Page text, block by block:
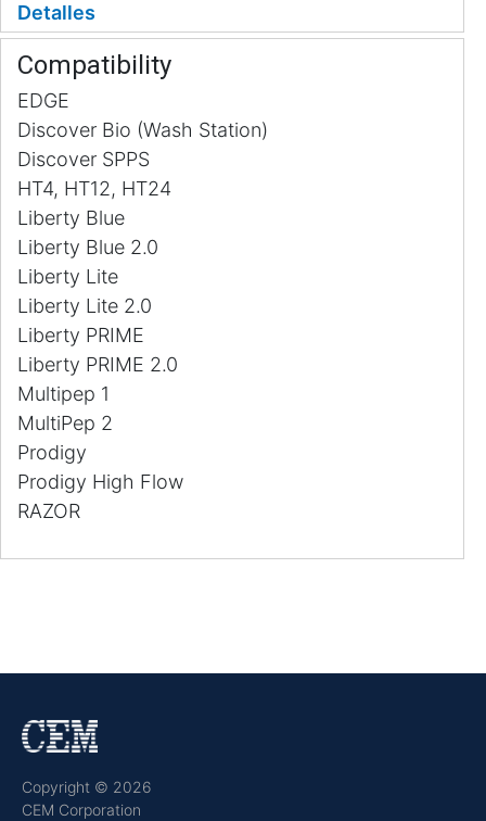
Detalles
Compatibility
EDGE
Discover Bio (Wash Station)
Discover SPPS
HT4, HT12, HT24
Liberty Blue
Liberty Blue 2.0
Liberty Lite
Liberty Lite 2.0
Liberty PRIME
Liberty PRIME 2.0
Multipep 1
MultiPep 2
Prodigy
Prodigy High Flow
RAZOR
Copyright © 2026
CEM Corporation